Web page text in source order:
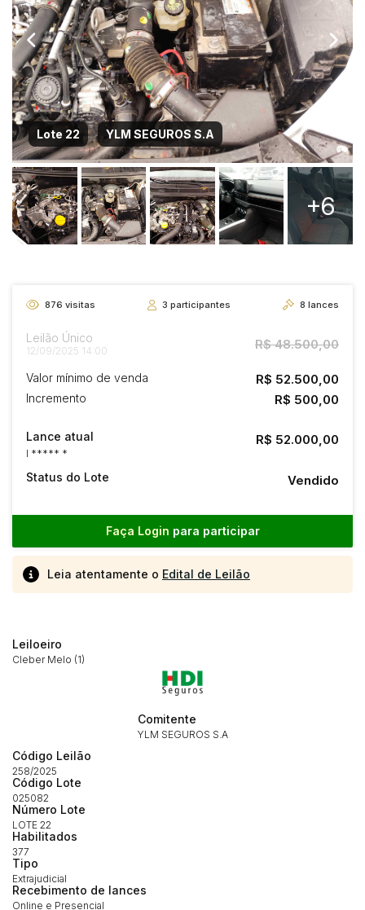
Lote 22 YLM SEGUROS S.A
+6
876 visitas 3 participantes 8 lances
Leilão Único
12/09/2025 14:00 R$ 48.500,00
Valor mínimo de venda R$ 52.500,00
Incremento R$ 500,00
Lance atual
I ***** *
R$ 52.000,00
Status do Lote Vendido
Faça Login para participar
Leia atentamente o Edital de Leilão
Leiloeiro
Cleber Melo (1)
Comitente
YLM SEGUROS S.A
Código Leilão
258/2025
Código Lote
025082
Número Lote
LOTE 22
Habilitados
377
Tipo
Extrajudicial
Recebimento de lances
Online e Presencial
Envie sua Proposta
(Art. 895, CPC)
Data
propostas